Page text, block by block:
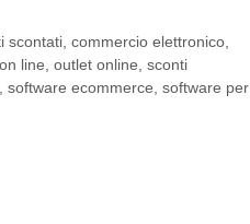
scontati ,commercio elettronico
line outlet online sconti
software ecommerce software per